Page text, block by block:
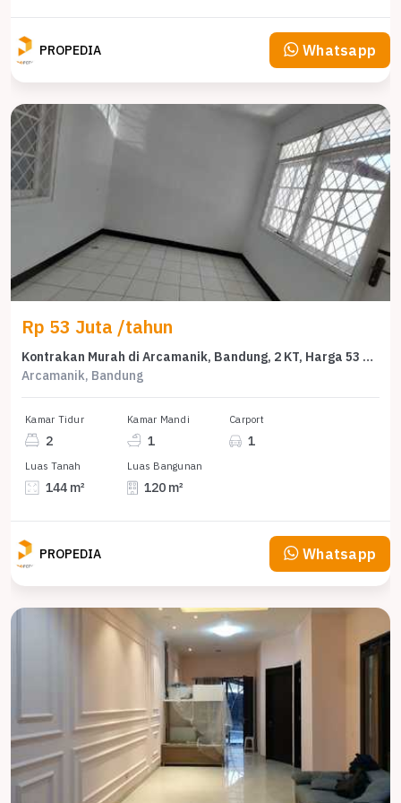
PROPEDIA Whatsapp
Rp 53 Juta /tahun
Kontrakan Murah di Arcamanik, Bandung, 2 KT, Harga 53 Juta /tahun
Arcamanik, Bandung
Kamar Tidur
2
Kamar Mandi
1
Carport
1
Luas Tanah
144 m²
Luas Bangunan
120 m²
PROPEDIA Whatsapp